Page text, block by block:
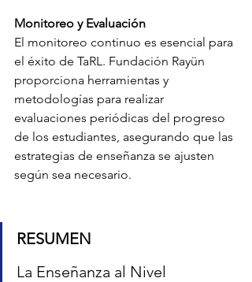
Monitoreo y Evaluación
El monitoreo continuo es esencial para
el éxito de TaRL. Fundación Rayün
proporciona herramientas y
metodologías para realizar
evaluaciones periódicas del progreso
de los estudiantes, asegurando que las
estrategias de enseñanza se ajusten
según sea necesario.
RESUMEN
La Enseñanza al Nivel